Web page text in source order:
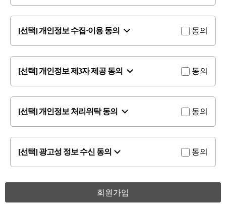
[선택] 개인정보 수집·이용 동의 동의
[선택] 개인정보 제3자 제공 동의 동의
[선택] 개인정보 처리위탁 동의 동의
[선택] 광고성 정보 수신 동의 동의
회원가입